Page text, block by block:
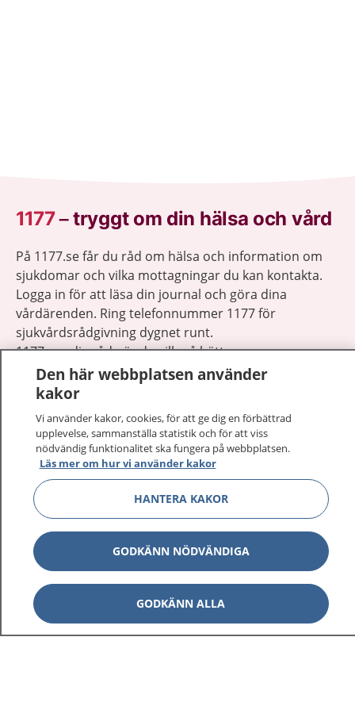
1177–tryggt om din hälsa och vård
På 1177.se får du råd om hälsa och information om
sjukdomar och vilka mottagningar du kan kontakta.
Logga in för att läsa din journal och göra dina
vårdärenden. Ring telefonnummer 1177 för
sjukvårdsrådgivning dygnet runt.
1177 ger dig råd när du vill må bättre.
1177 på flera språk
Om 1177 Visa
Kontakt Visa
Behandling av personuppgifter
Den här webbplatsen använder
kakor
Vi använder kakor, cookies, för att ge dig en förbättrad
upplevelse, sammanställa statistik och för att viss
nödvändig funktionalitet ska fungera på webbplatsen.
Läs mer om hur vi använder kakor
HANTERA KAKOR
GODKÄNN NÖDVÄNDIGA
GODKÄNN ALLA